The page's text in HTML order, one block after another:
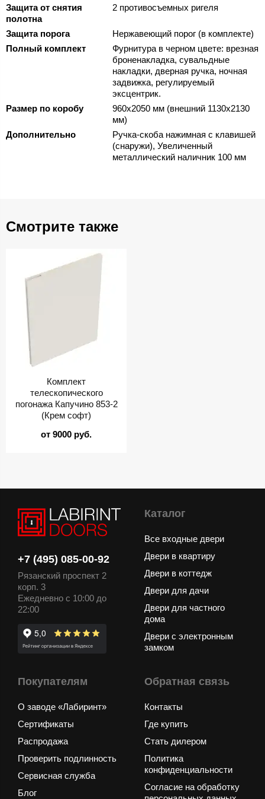
Защита от снятия
полотна
2 противосъемных ригеля
Защита порога
Нержавеющий порог (в комплекте)
Полный комплект
Фурнитура в черном цвете: врезная
броненакладка, сувальдные
накладки, дверная ручка, ночная
задвижка, регулируемый
эксцентрик.
Размер по коробу
960х2050 мм (внешний 1130х2130
мм)
Дополнительно
Ручка-скоба нажимная с клавишей
(снаружи), Увеличенный
металлический наличник 100 мм
Смотрите также
Комплект
телескопического
погонажа Капучино 853-2
(Крем софт)
от 9000 руб.
+7 (495) 085-00-92
Рязанский проспект 2
корп. 3
Ежедневно с 10:00 до
22:00
Каталог
Все входные двери
Двери в квартиру
Двери в коттедж
Двери для дачи
Двери для частного
дома
Двери с электронным
замком
Покупателям
О заводе «Лабиринт»
Сертификаты
Распродажа
Проверить подлинность
Сервисная служба
Блог
Обратная связь
Контакты
Где купить
Стать дилером
Политика
конфиденциальности
Согласие на обработку